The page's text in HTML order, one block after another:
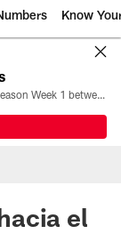
Know
All the ways you can watch, stream, and tune-in to Preseason Week 1 between the Texans and the Los Angeles Chargers at Reliant Stadium on August 13.
el